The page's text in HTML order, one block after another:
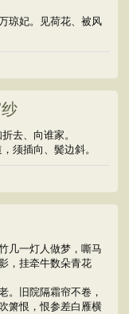
琼妃。见荷花、被风
去、向谁家。
须插向、鬓边斜。
几一灯人做梦，嘶马
，挂牵牛数朵青花
。旧院隔霜帘不卷，
箫恨，恨参差白雁横